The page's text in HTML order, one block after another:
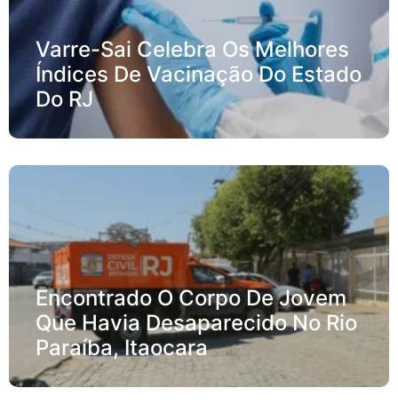
Varre-Sai Celebra Os Melhores
Índices De Vacinação Do Estado
Do RJ
Encontrado O Corpo De Jovem
Que Havia Desaparecido No Rio
Paraíba, Itaocara